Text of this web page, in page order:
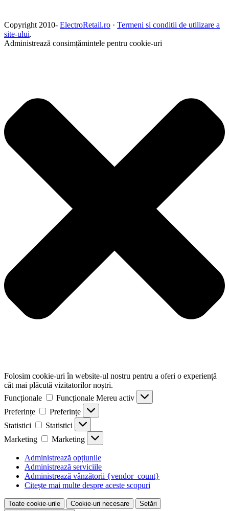
Copyright 2010- ElectroRetail.ro · Termeni si conditii de utilizare a
site-ului.
Administrează consimțămintele pentru cookie-uri
Folosim cookie-uri în website-ul nostru pentru a oferi o experiență
cât mai plăcută vizitatorilor noștri.
Funcționale
Funcționale Mereu activ
Preferințe
Preferințe
Statistici
Statistici
Marketing
Marketing
Administrează opțiunile
Administrează serviciile
Administrează vânzătorii {vendor_count}
Citește mai multe despre aceste scopuri
Toate cookie-urile Cookie-uri necesare
Setări